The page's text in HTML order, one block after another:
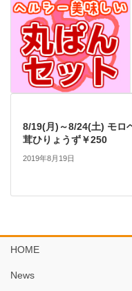
8/19(月)～8/24(土) モロ
茸ひりょうず￥250
2019年8月19日
HOME
News